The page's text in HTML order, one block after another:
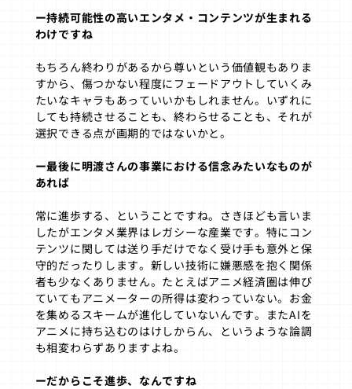
ー持続可能性の高いエンタメ・コンテンツが生まれる
わけですね
もちろん終わりがあるから尊いという価値観もありま
すから、傷つかない程度にフェードアウトしていくみ
たいなキャラもあっていいかもしれません。いずれに
しても持続させることも、終わらせることも、それが
選択できる点が画期的ではないかと。
ー最後に明渡さんの事業における信念みたいなものが
あれば
常に進歩する、ということですね。さきほども言いま
したがエンタメ業界はレガシーな産業です。特にコン
テンツに関しては送り手だけでなく受け手も意外と保
守的だったりします。新しい技術に嫌悪感を抱く関係
者も少なくありません。たとえばアニメ経済圏は伸び
ていてもアニメーターの所得は変わっていない。お金
を集めるスキームが進化していないんです。またAIを
アニメに持ち込むのはけしからん、というような論調
も相変わらずありますよね。
ーだからこそ進歩、なんですね